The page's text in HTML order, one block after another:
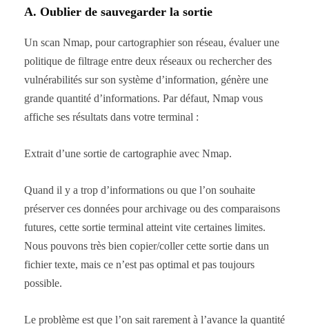
A. Oublier de sauvegarder la sortie
Un scan Nmap, pour cartographier son réseau, évaluer une
politique de filtrage entre deux réseaux ou rechercher des
vulnérabilités sur son système d’information, génère une
grande quantité d’informations. Par défaut, Nmap vous
affiche ses résultats dans votre terminal :
Extrait d’une sortie de cartographie avec Nmap.
Quand il y a trop d’informations ou que l’on souhaite
préserver ces données pour archivage ou des comparaisons
futures, cette sortie terminal atteint vite certaines limites.
Nous pouvons très bien copier/coller cette sortie dans un
fichier texte, mais ce n’est pas optimal et pas toujours
possible.
Le problème est que l’on sait rarement à l’avance la quantité